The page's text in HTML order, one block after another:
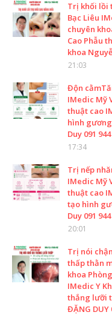
Trị khối lồi
Bạc Liêu
chuyên
Cao Phẫu
khoa
21:03
Độn
IMedic Mỹ
thuật cao
hình
Duy 091
17:34
Trị nếp
IMedic Mỹ
thuật cao
tạo hình
Duy 091
20:01
Trị nói
thấp thằn
khoa
IMedic Y
thắng lưỡi
ĐẶNG DUY